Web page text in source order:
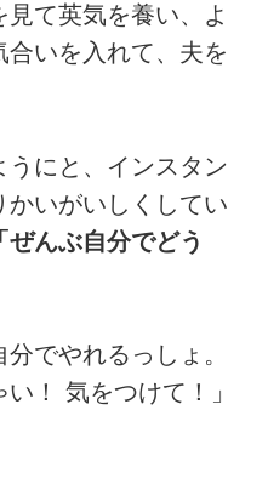
て英気を養い、よ
合いを入れて、夫を
にと、インスタン
かいがいしくしてい
「ぜんぶ自分でどう
でやれるっしょ。
！ 気をつけて！」